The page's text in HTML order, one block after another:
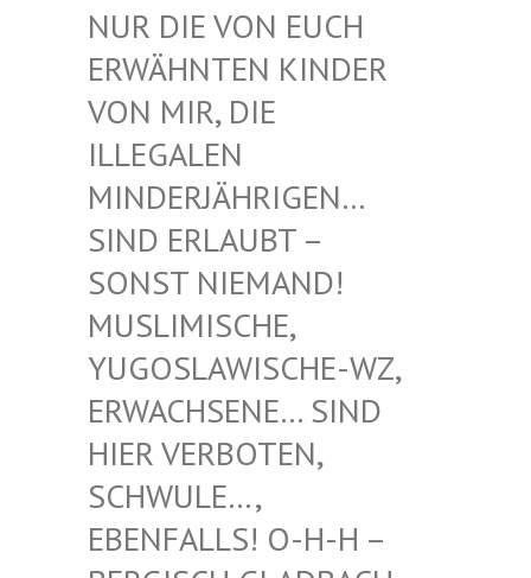
IE VON EUCH ERWÄHN
TEN KINDER VON MI
R, DIE ILLEGA
LEN MINDER
JÄHRIGEN… SIND E
RLAUBT – SONST
NIEMAND! MUSLIM
ISCHE, YUGOSL
AWISCHE-WZ, ERWACH
SENE… SIND HIER V
ERBOTEN, SCHWUL
E…, EBENFA
LLS! O-H-H – BERGIS